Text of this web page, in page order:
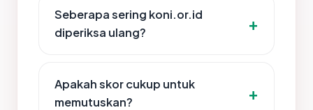
Seberapa sering koni.or.id
diperiksa ulang?
Apakah skor cukup untuk
memutuskan?